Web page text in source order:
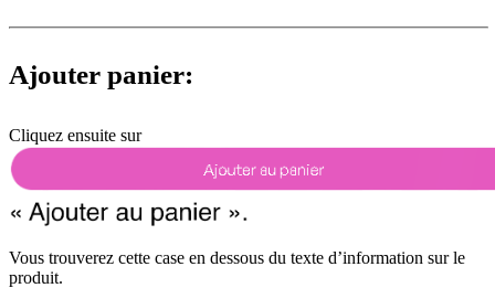
Ajouter panier:
Cliquez ensuite sur
Vous trouverez cette case en dessous du texte d’information sur le
produit.